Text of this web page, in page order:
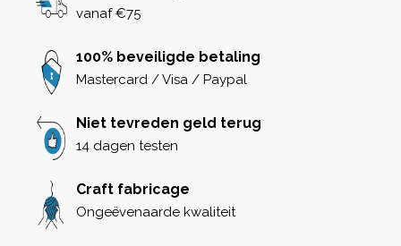
vanaf €75
100% beveiligde betaling
Mastercard / Visa / Paypal
Niet tevreden geld terug
14 dagen testen
Craft fabricage
Ongeëvenaarde kwaliteit